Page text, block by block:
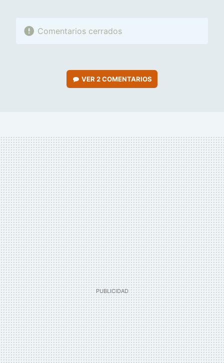
Comentarios cerrados
VER2 COMENTARIOS